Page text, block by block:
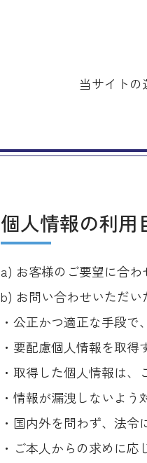
当サイトの
個人情報の利用
a) お客様のご要望に合わ
b) お問い合わせいただ
・公正かつ適正な手段で
・要配慮個人情報を取得
・取得した個人情報は、
・情報が漏洩しないよう
・国内外を問わず、法
・ご本人からの求めに応